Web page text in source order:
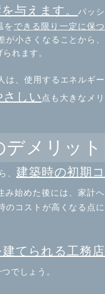
与えます。
パッシ
を できる限り一定に保つ
が小さくなることから、
れます。
は、使用するエネルギー
しい 点も大きなメリ
メリット
、 建築時の初期コ
み始めた後には、家計へ
のコストが高くなる点に
建てられる工務店
でしょう。